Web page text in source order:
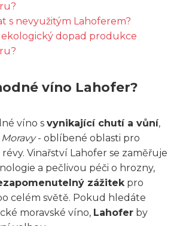
s nevyužitým Lahoferem?
ekologický dopad produkce
víno Lahofer?
víno s vynikající chutí a vůní,
Moravy- oblíbené oblasti pro
Vinařství Lahofer se zaměřuje
a pečlivou péči o hrozny,
zážitekpro
celém světě. Pokud hledáte
moravské víno, Lahofer by